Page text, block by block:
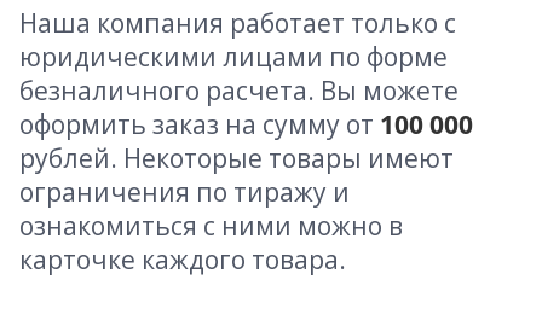
Наша компания работает только с
юридическими лицами по форме
безналичного расчета. Вы можете
оформить заказ на сумму от 100 000
рублей. Некоторые товары имеют
ограничения по тиражу и
ознакомиться с ними можно в
карточке каждого товара.